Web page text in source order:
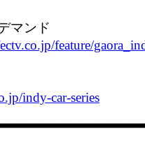
マンド
feature/
indy-car-series